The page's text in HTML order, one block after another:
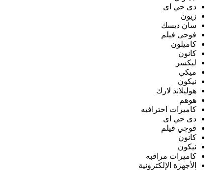
دى جي اى
زيون
سان ديسك
فوجى فيلم
كاميلون
كانون
ليكسر
ميكي
نيكون
هوليلاند لارك
هوهم
كاميرات احترافيه
دى جي اى
فوجي فيلم
كانون
نيكون
كاميرات مراقبه
الأجهزة الإلكترونية